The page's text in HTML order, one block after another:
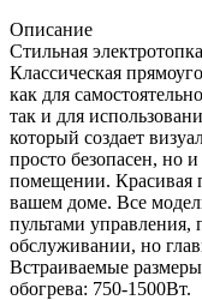
Описание
Стильная
Классическая
как для
так и для
который создает
просто безопасен, но
помещении. Красивая
вашем доме. Все
пультами управления,
обслуживании, но
Встраиваемые
обогрева: 750-1500Вт.